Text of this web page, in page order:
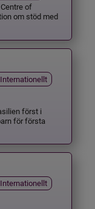
of
om stöd med
Internationellt
först i
för första
Internationellt